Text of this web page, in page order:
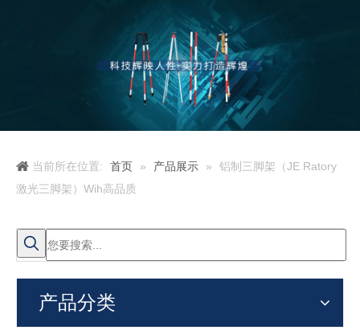
当前所在位置: 首页 » 产品展示 »
铝制三脚架（JE Ratory
激光三脚架）Wih高品质
产品分类